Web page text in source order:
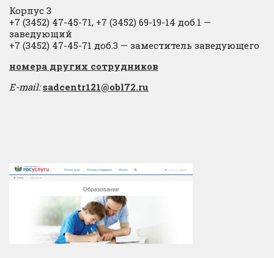
Корпус 3
+7 (3452) 47-45-71, +7 (3452) 69-19-14 доб.1 —
заведующий
+7 (3452) 47-45-71 доб.3 — заместитель заведующего
​номера других сотрудников
E-mail: sadcentr121@obl72.ru